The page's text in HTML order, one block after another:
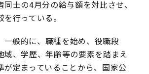
同士の4月分の給与額を対比させ、
行っている。
一般的に、職種を始め、役職段
域、学歴、年齢等の要素を踏まえ
が定まっていることから、国家公